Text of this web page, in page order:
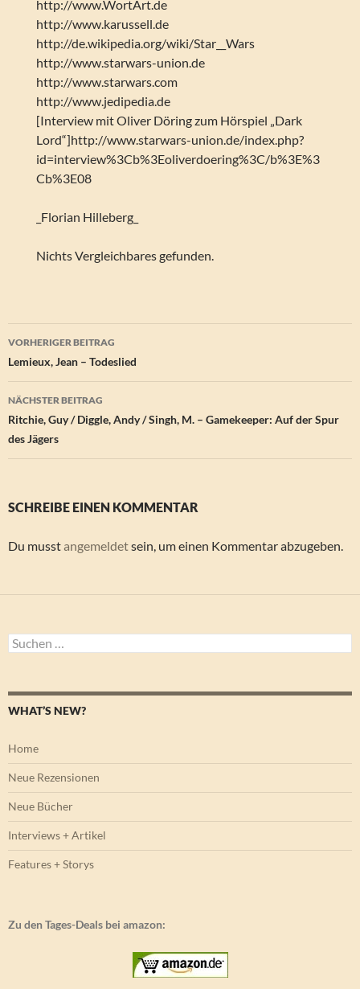
http://www.WortArt.de
http://www.karussell.de
http://de.wikipedia.org/wiki/Star__Wars
http://www.starwars-union.de
http://www.starwars.com
http://www.jedipedia.de
[Interview mit Oliver Döring zum Hörspiel „Dark
Lord“]http://www.starwars-union.de/index.php?
id=interview%3Cb%3Eoliverdoering%3C/b%3E%3
Cb%3E08
_Florian Hilleberg_
Nichts Vergleichbares gefunden.
Beitragsnavigation
VORHERIGER BEITRAG
Lemieux, Jean – Todeslied
NÄCHSTER BEITRAG
Ritchie, Guy / Diggle, Andy / Singh, M. – Gamekeeper: Auf der Spur
des Jägers
SCHREIBE EINEN KOMMENTAR
Du musstangemeldetsein, um einen Kommentar abzugeben.
Suchen
nach:
WHAT’S NEW?
Home
Neue Rezensionen
Neue Bücher
Interviews + Artikel
Features + Storys
Zu den Tages-Deals bei amazon: